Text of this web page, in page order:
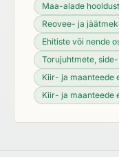
Maa-alade
Reovee- ja
Ehitiste või nende
Torujuhtmete,
Kiir- ja maanteede
Kiir- ja maanteede